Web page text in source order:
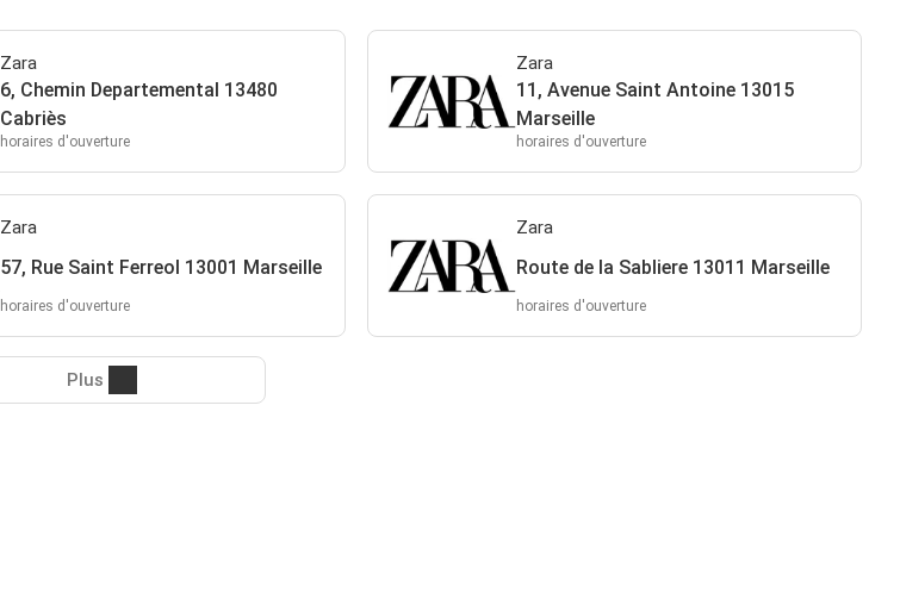
Zara
6, Chemin Departemental 13480
Cabriès
horaires d'ouverture
Zara
11, Avenue Saint Antoine 13015
Marseille
horaires d'ouverture
Zara
57, Rue Saint Ferreol 13001 Marseille
horaires d'ouverture
Zara
Route de la Sabliere 13011 Marseille
horaires d'ouverture
Plus